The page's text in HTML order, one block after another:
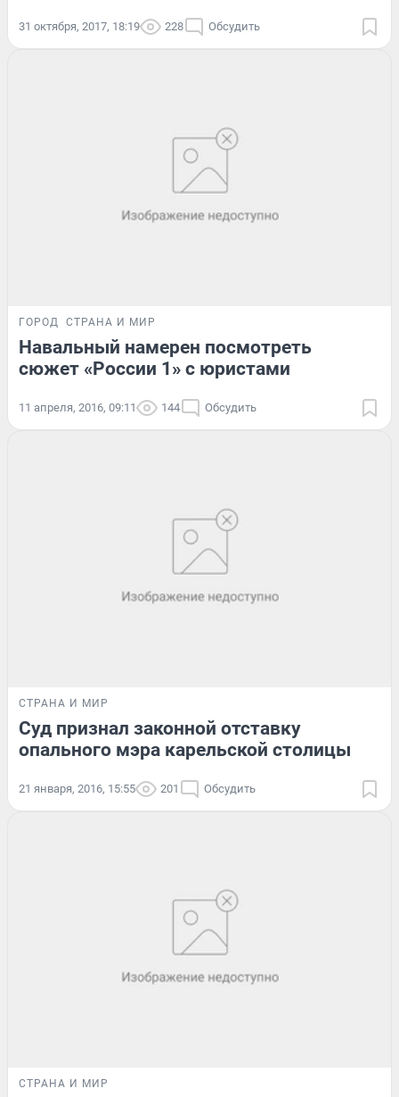
31 октября, 2017, 18:19 228 Обсудить
ГОРОД СТРАНА И МИР
Навальный намерен посмотреть
сюжет «России 1» с юристами
11 апреля, 2016, 09:11 144 Обсудить
СТРАНА И МИР
Суд признал законной отставку
опального мэра карельской столицы
21 января, 2016, 15:55 201 Обсудить
СТРАНА И МИР